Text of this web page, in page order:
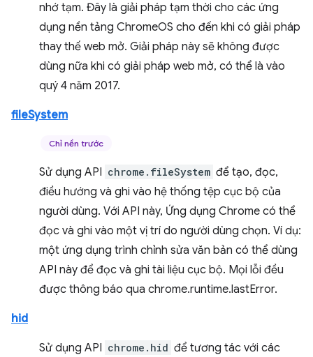
nhớ tạm. Đây là giải pháp tạm thời cho các ứng
dụng nền tảng ChromeOS cho đến khi có giải pháp
thay thế web mở. Giải pháp này sẽ không được
dùng nữa khi có giải pháp web mở, có thể là vào
quý 4 năm 2017.
fileSystem
Chỉ nền trước
Sử dụng API chrome.fileSystem để tạo, đọc,
điều hướng và ghi vào hệ thống tệp cục bộ của
người dùng. Với API này, Ứng dụng Chrome có thể
đọc và ghi vào một vị trí do người dùng chọn. Ví dụ:
một ứng dụng trình chỉnh sửa văn bản có thể dùng
API này để đọc và ghi tài liệu cục bộ. Mọi lỗi đều
được thông báo qua chrome.runtime.lastError.
hid
Sử dụng API chrome.hid để tương tác với các